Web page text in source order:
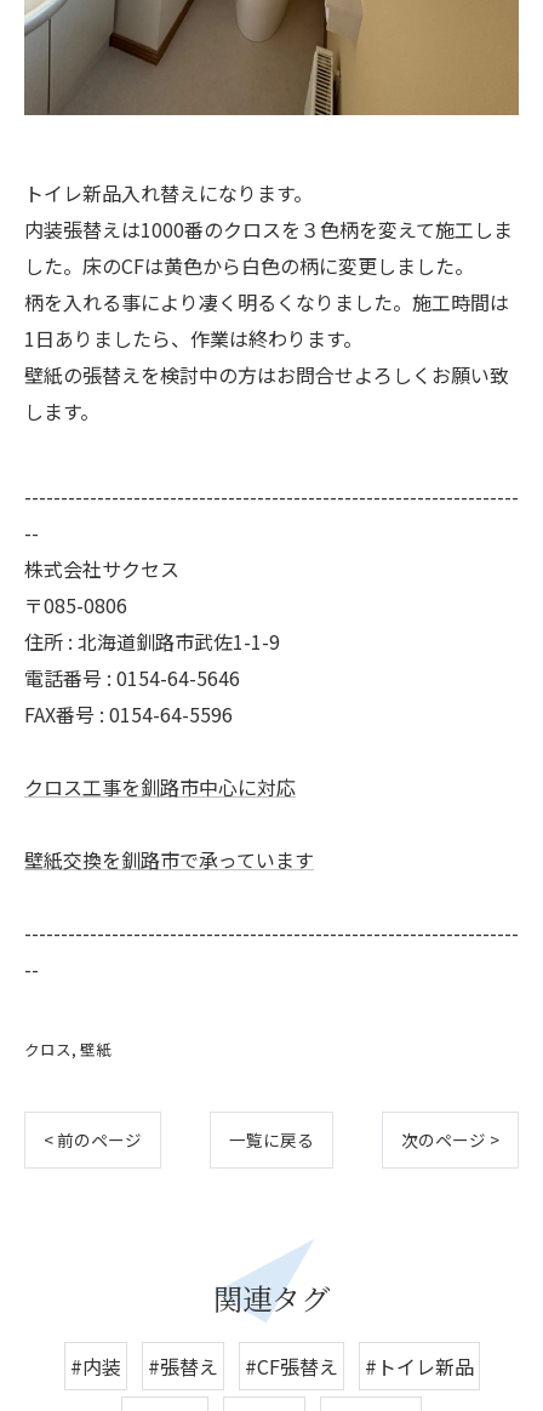
トイレ新品入れ替えになります。
内装張替えは1000番のクロスを３色柄を変えて施工しま
した。床のCFは黄色から白色の柄に変更しました。
柄を入れる事により凄く明るくなりました。施工時間は
1日ありましたら、作業は終わります。
壁紙の張替えを検討中の方はお問合せよろしくお願い致
します。
--------------------------------------------------------------------
--
株式会社サクセス
〒085-0806
住所 : 北海道釧路市武佐1-1-9
電話番号 : 0154-64-5646
FAX番号 : 0154-64-5596
クロス工事を釧路市中心に対応
壁紙交換を釧路市で承っています
--------------------------------------------------------------------
--
クロス 壁紙
< 前のページ 一覧に戻る 次のページ >
関連タグ
#内装 #張替え #CF張替え
#トイレ新品